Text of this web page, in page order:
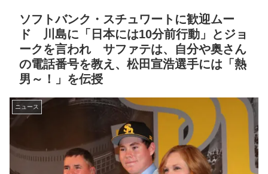
ソフトバンク・スチュワートに歓迎ムー
ド 川島に「日本には10分前行動」とジョ
ークを言われ サファテは、自分や奥さん
の電話番号を教え、松田宣浩選手には「熱
男～！」を伝授
ニュース